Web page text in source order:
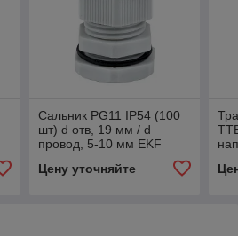
Сальник PG11 IP54 (100
шт) d отв, 19 мм / d
провод, 5-10 мм EKF
Цену уточняйте